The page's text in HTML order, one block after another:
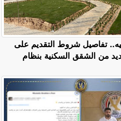
جنيه.. تفاصيل شروط التقديم على
من الشقق السكنية بنظام